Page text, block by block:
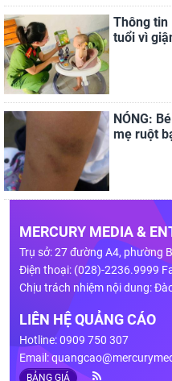
Thông tin
tuổi vì
NÓNG:
mẹ ruột
MERCURY MEDIA &
Trụ sở: 27 đường A4, phường
Điện thoại: (028)-2236.9999
Chịu trách nhiệm nội dung:
LIÊN HỆ QUẢNG CÁO
Hotline: 0909 750 307
Email:
BẢNG GIÁ